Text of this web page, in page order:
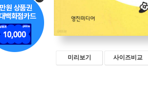
미리보기 사이즈비교